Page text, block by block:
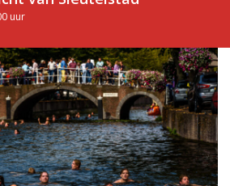
uur
uur 1 van 0 Volgend uur